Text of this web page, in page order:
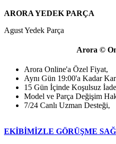
ARORA YEDEK PARÇA
Agust Yedek Parça
Arora ©
Arora Online'a Özel Fiyat,
Aynı Gün 19:00'a Kadar
15 Gün İçinde Koşulsuz
Model ve Parça Değişim
7/24 Canlı Uzman Desteği,
EKİBİMİZLE GÖRÜŞME